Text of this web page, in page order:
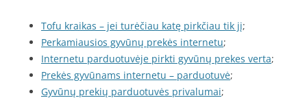
Tofu kraikas – jei turėčiau katę pirkčiau tik jį;
Perkamiausios gyvūnų prekės internetu;
Internetu parduotuvėje pirkti gyvūnų prekes verta;
Prekės gyvūnams internetu – parduotuvė;
Gyvūnų prekių parduotuvės privalumai;